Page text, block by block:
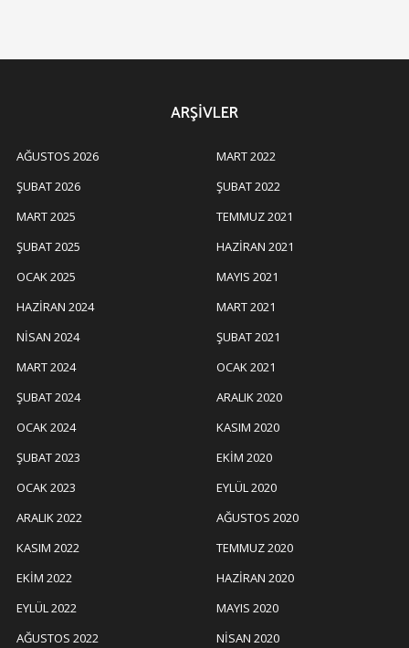
ARŞIVLER
AĞUSTOS 2026
ŞUBAT 2026
MART 2025
ŞUBAT 2025
OCAK 2025
HAZIRAN 2024
NISAN 2024
MART 2024
ŞUBAT 2024
OCAK 2024
ŞUBAT 2023
OCAK 2023
ARALIK 2022
KASIM 2022
EKIM 2022
EYLÜL 2022
AĞUSTOS 2022
MART 2022
ŞUBAT 2022
TEMMUZ 2021
HAZIRAN 2021
MAYIS 2021
MART 2021
ŞUBAT 2021
OCAK 2021
ARALIK 2020
KASIM 2020
EKIM 2020
EYLÜL 2020
AĞUSTOS 2020
TEMMUZ 2020
HAZIRAN 2020
MAYIS 2020
NISAN 2020